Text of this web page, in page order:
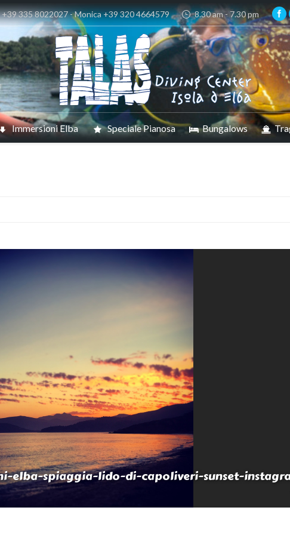
+39 335 8022027 - Monica +39 320 4664579 8.30 am - 7.30 pm
Immersioni Elba Speciale Pianosa Bungalows
elba-spiaggia-lido-di-capoliveri-sunset-